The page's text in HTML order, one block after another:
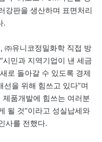
강판을 생산하며 표면처리
.
㈜유니코정밀화학 직접 방
민과 지역기업이 낸 세금
로 돌아갈 수 있도록 경제
을 위해 힘쓰고 있다”며
품개발에 힘쓰는 여러분
될 것”이라고 성실납세와
사를 전했다.